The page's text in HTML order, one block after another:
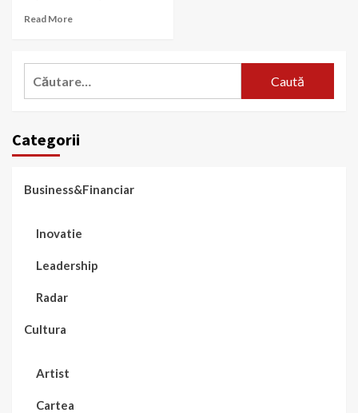
Read More
Categorii
Business&Financiar
Inovatie
Leadership
Radar
Cultura
Artist
Cartea